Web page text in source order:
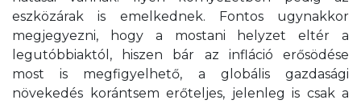
eszközárak is emelkednek. Fontos ugynakkor
megjegyezni, hogy a mostani helyzet eltér a
legutóbbiaktól, hiszen bár az infláció erősödése
most is megfigyelhető, a globális gazdasági
növekedés korántsem erőteljes, jelenleg is csak a